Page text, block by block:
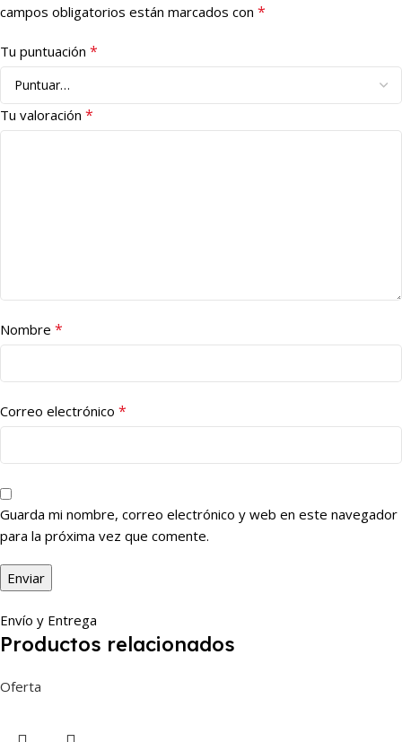
campos obligatorios están marcados con *
Tu puntuación *
Tu valoración *
Nombre *
Correo electrónico *
Guarda mi nombre, correo electrónico y web en este navegador
para la próxima vez que comente.
Envío y Entrega
Productos relacionados
Oferta